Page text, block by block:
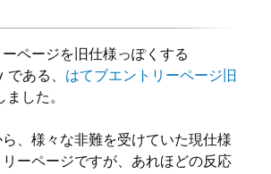
ページを旧仕様っぽくする
ある、 はてブエントリーページ旧
した。
、様々な非難を受けていた現仕様
ーページですが、あれほどの反応